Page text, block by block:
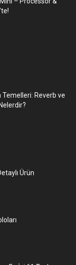
Reverb ve
Ürün